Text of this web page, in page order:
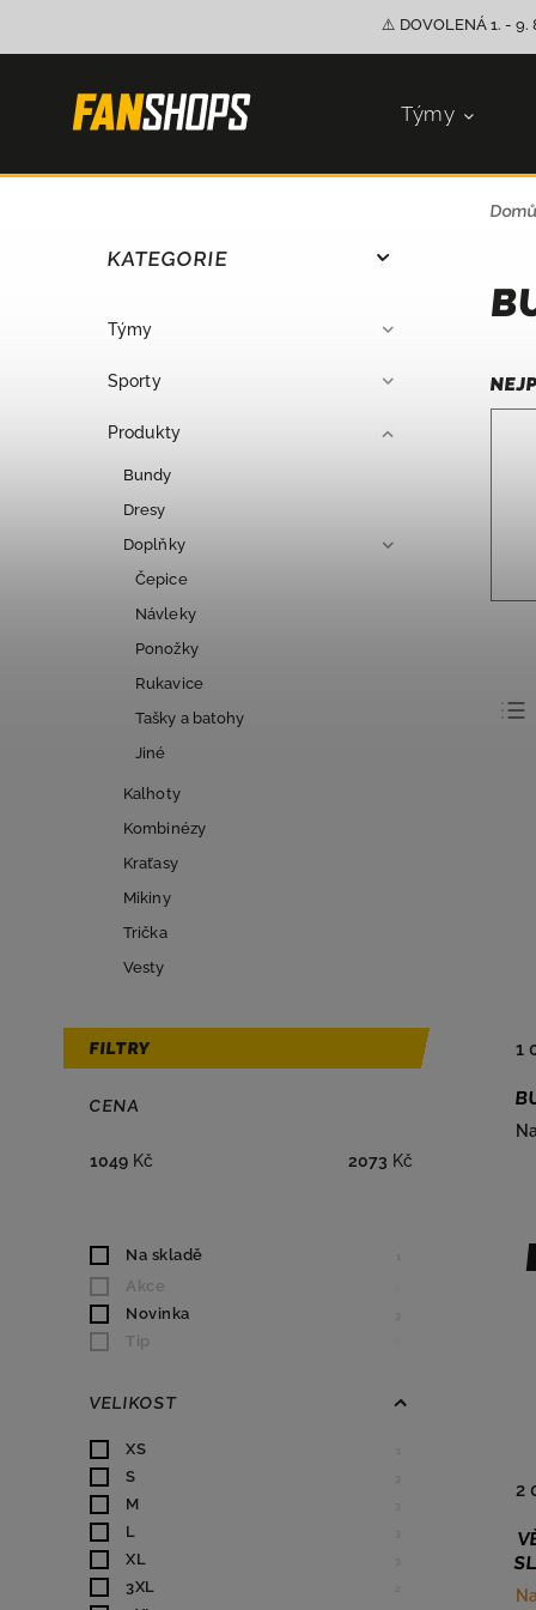
⚠️ DOVOLENÁ 1. -
Týmy
Domů
KATEGORIE
Týmy
Sporty
Produkty
Bundy
Dresy
Doplňky
Čepice
Návleky
Ponožky
Rukavice
Tašky a batohy
Jiné
Kalhoty
Kombinézy
Kraťasy
Mikiny
Trička
Vesty
FILTRY
CENA
1049 Kč 2073 Kč
Na skladě
Akce
Novinka
Tip
VELIKOST
XS
S
M
L
XL
3XL
1
2